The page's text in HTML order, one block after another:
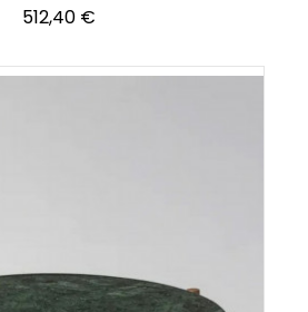
Precio
512,40 €